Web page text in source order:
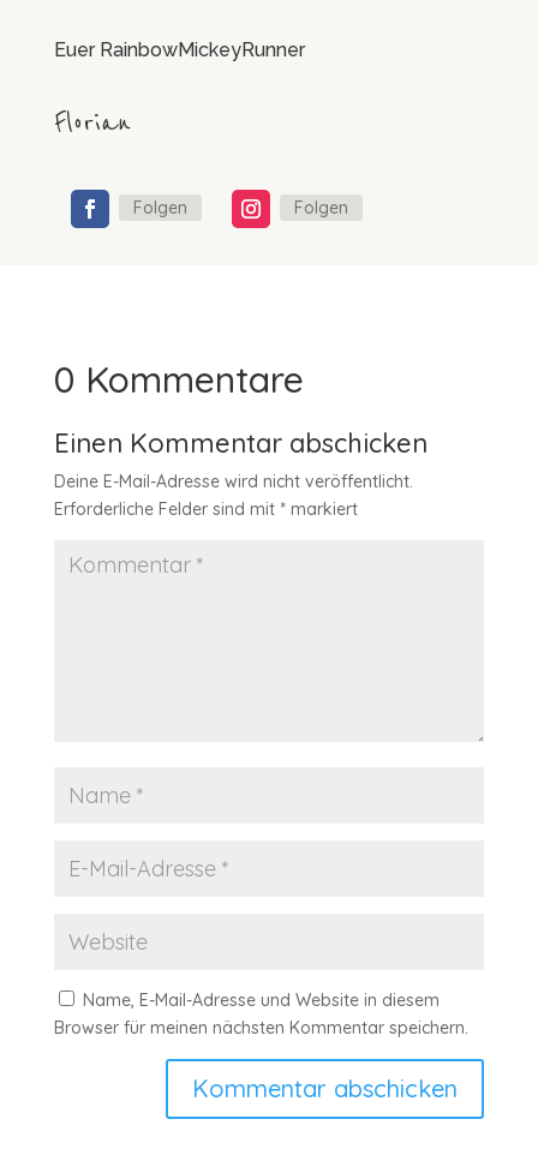
Euer RainbowMickeyRunner
Florian
Folgen Folgen
0 Kommentare
Einen Kommentar abschicken
Deine E-Mail-Adresse wird nicht veröffentlicht.
Erforderliche Felder sind mit *markiert
Name, E-Mail-Adresse und Website in diesem
Browser für meinen nächsten Kommentar speichern.
Kommentar abschicken